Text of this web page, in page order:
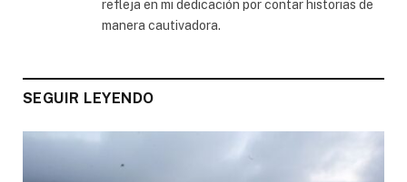
refleja en mi dedicación por contar historias de
manera cautivadora.
SEGUIR LEYENDO